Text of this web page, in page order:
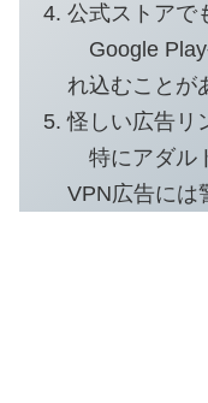
公式ストアで
Google Play
れ込むことが
怪しい広告リ
特にアダル
VPN広告には